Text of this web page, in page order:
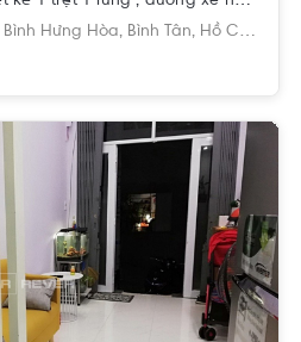
Bình Hưng Hòa, Bình Tân, Hồ Chí Minh